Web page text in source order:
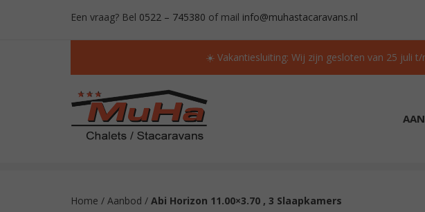
Een vraag? Bel 0522 – 745380 of mail info@muhastacaravans.nl
☀️ Vakantiesluiting: Wij zijn gesloten van 25 juli
Home / Aanbod / Abi Horizon 11.00×3.70 , 3 Slaapkamers